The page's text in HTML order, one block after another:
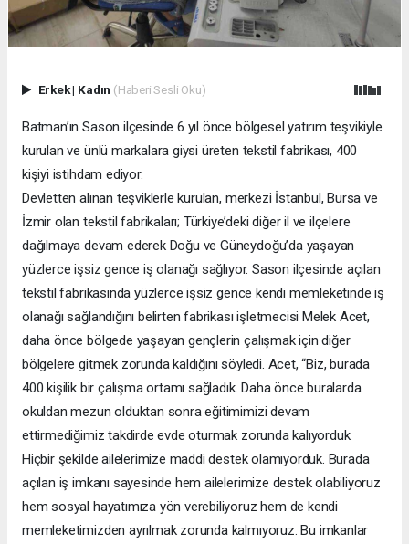
Erkek| Kadın (Haberi Sesli Oku)
Batman’ın Sason ilçesinde 6 yıl önce bölgesel yatırım teşvikiyle
kurulan ve ünlü markalara giysi üreten tekstil fabrikası, 400
kişiyi istihdam ediyor.
Devletten alınan teşviklerle kurulan, merkezi İstanbul, Bursa ve
İzmir olan tekstil fabrikaları; Türkiye’deki diğer il ve ilçelere
dağılmaya devam ederek Doğu ve Güneydoğu’da yaşayan
yüzlerce işsiz gence iş olanağı sağlıyor. Sason ilçesinde açılan
tekstil fabrikasında yüzlerce işsiz gence kendi memleketinde iş
olanağı sağlandığını belirten fabrikası işletmecisi Melek Acet,
daha önce bölgede yaşayan gençlerin çalışmak için diğer
bölgelere gitmek zorunda kaldığını söyledi. Acet, “Biz, burada
400 kişilik bir çalışma ortamı sağladık. Daha önce buralarda
okuldan mezun olduktan sonra eğitimimizi devam
ettirmediğimiz takdirde evde oturmak zorunda kalıyorduk.
Hiçbir şekilde ailelerimize maddi destek olamıyorduk. Burada
açılan iş imkanı sayesinde hem ailelerimize destek olabiliyoruz
hem sosyal hayatımıza yön verebiliyoruz hem de kendi
memleketimizden ayrılmak zorunda kalmıyoruz. Bu imkanlar